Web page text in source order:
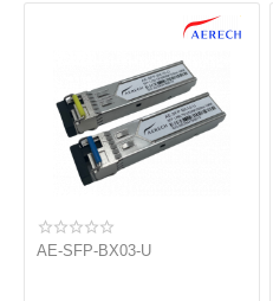
AE-SFP-BX03-U